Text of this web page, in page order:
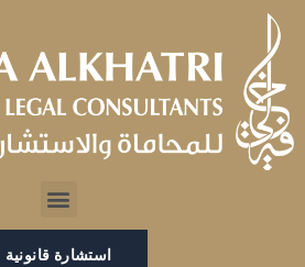
تخطي
المحتوى
Menu
استشارة قانونية